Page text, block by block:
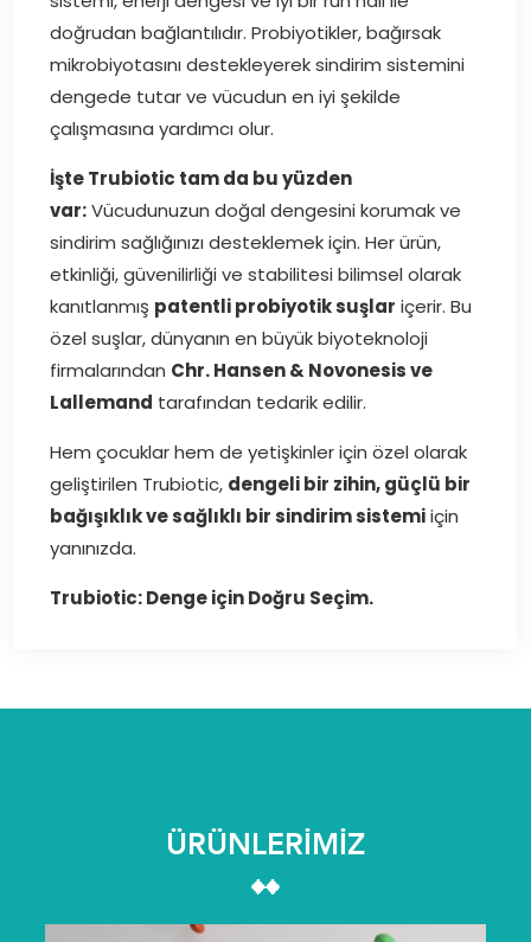
doğrudan bağlantılıdır. Probiyotikler, bağırsak
mikrobiyotasını destekleyerek sindirim sistemini
dengede tutar ve vücudun en iyi şekilde
çalışmasına yardımcı olur.
İşte Trubiotic tam da bu yüzden
var:Vücudunuzun doğal dengesini korumak ve
sindirim sağlığınızı desteklemek için. Her ürün,
etkinliği, güvenilirliği ve stabilitesi bilimsel olarak
kanıtlanmış patentli probiyotik suşlar içerir. Bu
özel suşlar, dünyanın en büyük biyoteknoloji
firmalarından Chr. Hansen & Novonesis ve
Lallemand tarafından tedarik edilir.
Hem çocuklar hem de yetişkinler için özel olarak
geliştirilen Trubiotic, dengeli bir zihin, güçlü bir
bağışıklık ve sağlıklı bir sindirim sistemiiçin
yanınızda.
Trubiotic: Denge için Doğru Seçim.
ÜRÜNLERİMİZ